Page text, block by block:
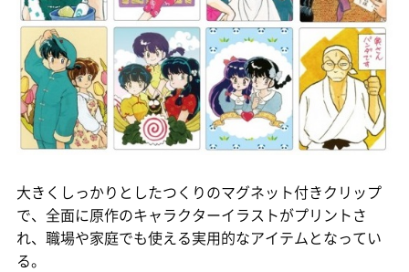
大きくしっかりとしたつくりのマグネット付きクリップ
で、全面に原作のキャラクターイラストがプリントさ
れ、職場や家庭でも使える実用的なアイテムとなってい
る。